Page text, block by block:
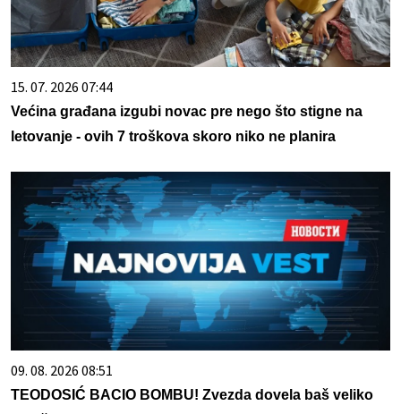
15. 07. 2026 07:44
Većina građana izgubi novac pre nego što stigne na
letovanje - ovih 7 troškova skoro niko ne planira
09. 08. 2026 08:51
TEODOSIĆ BACIO BOMBU! Zvezda dovela baš veliko